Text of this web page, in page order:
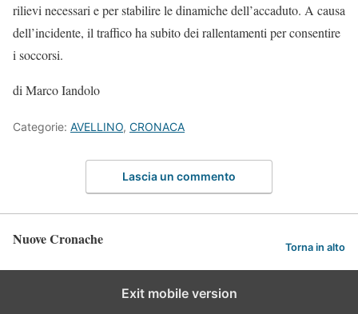
rilievi necessari e per stabilire le dinamiche dell’accaduto. A causa
dell’incidente, il traffico ha subito dei rallentamenti per consentire
i soccorsi.
di Marco Iandolo
Categorie: AVELLINO, CRONACA
Lascia un commento
Nuove Cronache Torna in alto
Exit mobile version